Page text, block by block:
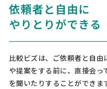
依頼者と自由に
やりとりができる
比較ビズは、ご依頼者と自由
や提案をする前に、直接会
を聞いたりすることができま
スピード] 緊急 [相談内容] 中古
登記をお願いしたいです。 物件
司法書士 > 司法書
相談して決